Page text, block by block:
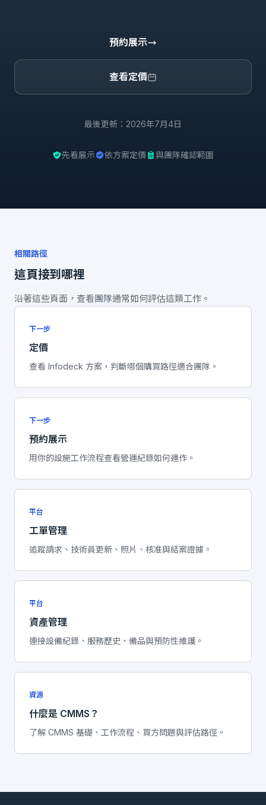
預約展示
查看定價
最後更新：2026年7月4日
先看展示 依方案定價 與團隊確認範圍
相關路徑
這頁接到哪裡
沿著這些頁面，查看團隊通常如何評估這類工作。
下一步
定價
查看 Infodeck 方案，判斷哪個購買路徑適合團隊。
下一步
預約展示
用你的設施工作流程查看營運紀錄如何運作。
平台
工單管理
追蹤請求、技術員更新、照片、核准與結案證據。
平台
資產管理
連接設備紀錄、服務歷史、備品與預防性維護。
資源
什麼是 CMMS？
了解 CMMS 基礎、工作流程、買方問題與評估路徑。